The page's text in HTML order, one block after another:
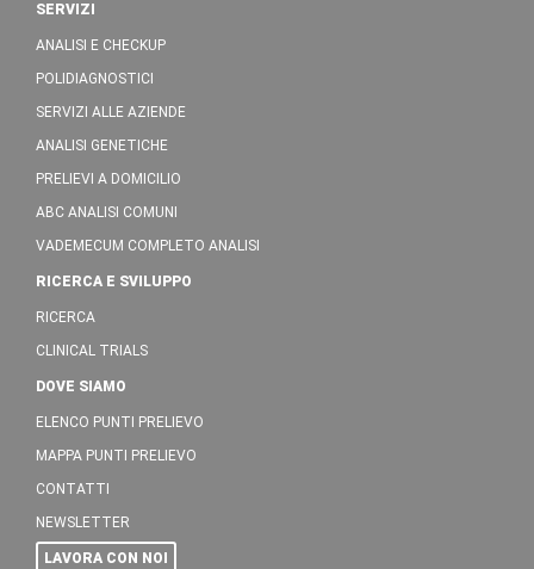
SERVIZI
ANALISI E CHECKUP
POLIDIAGNOSTICI
SERVIZI ALLE AZIENDE
ANALISI GENETICHE
PRELIEVI A DOMICILIO
ABC ANALISI COMUNI
VADEMECUM COMPLETO ANALISI
RICERCA E SVILUPPO
RICERCA
CLINICAL TRIALS
DOVE SIAMO
ELENCO PUNTI PRELIEVO
MAPPA PUNTI PRELIEVO
CONTATTI
NEWSLETTER
LAVORA CON NOI